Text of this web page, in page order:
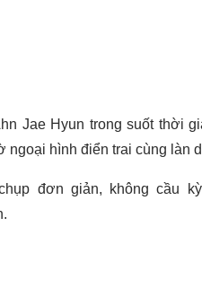
Jae Hyun trong suốt thời
hình điển trai cùng làn
đơn giản, không cầu